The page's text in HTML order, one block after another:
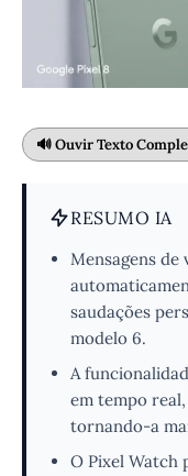
🔊 Ouvir Texto
RESUMO IA
Mensagens
saudações
modelo 6.
A
em tempo
tornando-a
O Pixel Watch